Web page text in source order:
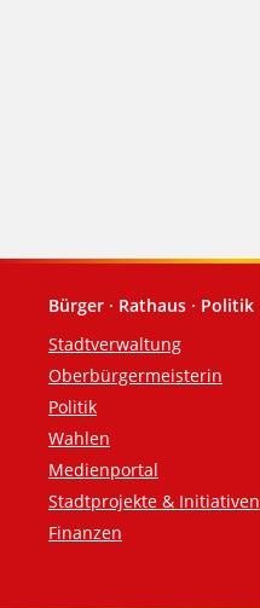
Fußzeile
Bürger · Rathaus · Politik
Stadtverwaltung
Oberbürgermeisterin
Politik
Wahlen
Medienportal
Stadtprojekte & Initiativen
Finanzen